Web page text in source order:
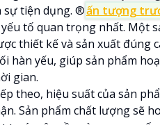
sự tiện dụng. ®️ấn tượng
tố quan trọng nhất. Một
thiết kế và sản xuất đúng
hàn yếu, giúp sản phẩm
gian.
theo, hiệu suất của sản
Sản phẩm chất lượng sẽ